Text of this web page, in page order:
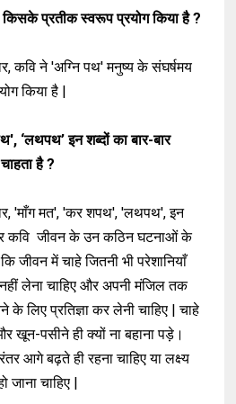
किसके प्रतीक स्वरूप प्रयोग किया है ?
कवि ने 'अग्नि पथ' मनुष्य के संघर्षमय
किया है |
‘लथपथ’ इन शब्दों का बार-बार
है ?
'माँग मत', 'कर शपथ', 'लथपथ', इन
कर कवि जीवन के उन कठिन घटनाओं के
जीवन में चाहे जितनी भी परेशानियाँ
लेना चाहिए और अपनी मंजिल तक
लिए प्रतिज्ञा कर लेनी चाहिए | चाहे
पसीने ही क्यों ना बहाना पड़े।
आगे बढ़ते ही रहना चाहिए या लक्ष्य
जाना चाहिए |